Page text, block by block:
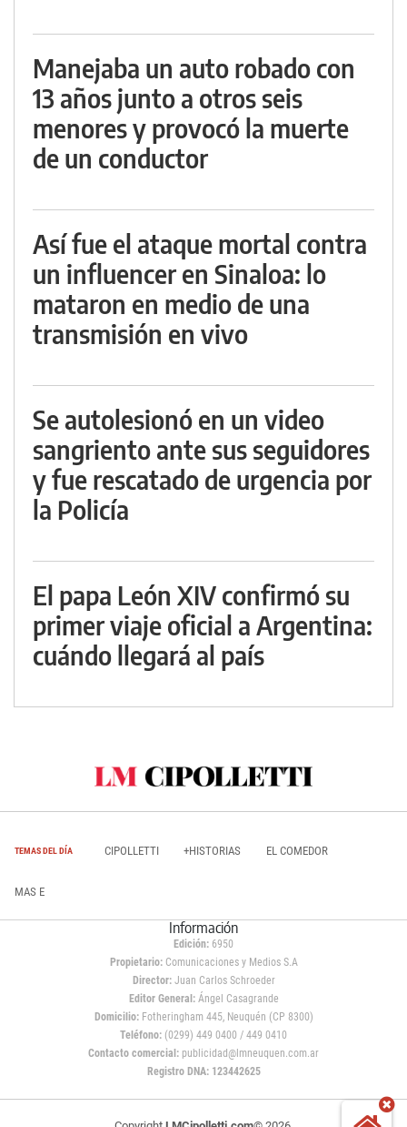
Manejaba un auto robado con
13 años junto a otros seis
menores y provocó la muerte
de un conductor
Así fue el ataque mortal contra
un influencer en Sinaloa: lo
mataron en medio de una
transmisión en vivo
Se autolesionó en un video
sangriento ante sus seguidores
y fue rescatado de urgencia por
la Policía
El papa León XIV confirmó su
primer viaje oficial a Argentina:
cuándo llegará al país
TEMAS DEL DÍA CIPOLLETTI +HISTORIAS EL COMEDOR
MAS E
Información
Edición: 6950
Propietario:Comunicaciones y Medios S.A
Director: Juan Carlos Schroeder
Editor General:Ángel Casagrande
Domicilio:Fotheringham 445, Neuquén (CP 8300)
Teléfono: (0299) 449 0400 / 449 0410
Contacto comercial: publicidad@lmneuquen.com.ar
Registro DNA: 123442625